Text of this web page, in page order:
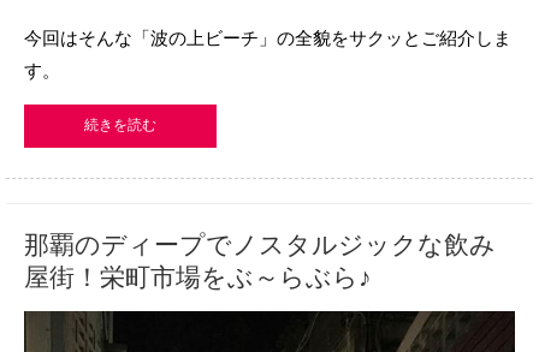
今回はそんな「波の上ビーチ」の全貌をサクッとご紹介しま
す。
続きを読む
那覇のディープでノスタルジックな飲み
屋街！栄町市場をぶ～らぶら♪